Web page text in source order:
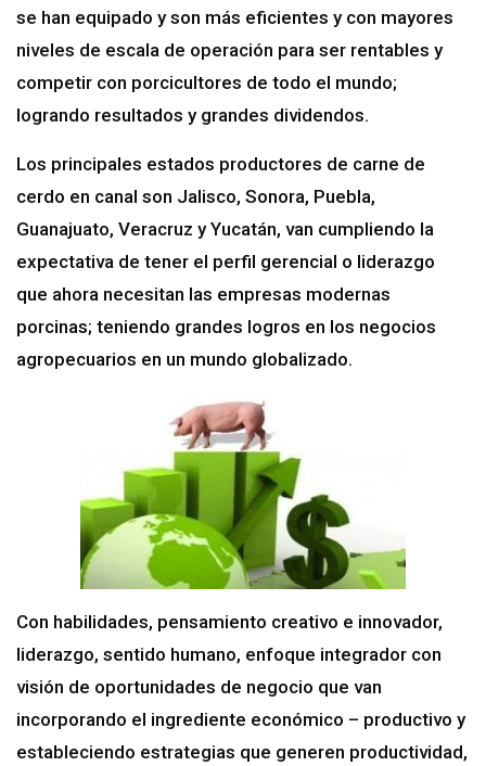
se han equipado y son más eficientes y con mayores
niveles de escala de operación para ser rentables y
competir con porcicultores de todo el mundo;
logrando resultados y grandes dividendos.
Los principales estados productores de carne de
cerdo en canal son Jalisco, Sonora, Puebla,
Guanajuato, Veracruz y Yucatán, van cumpliendo la
expectativa de tener el perfil gerencial o liderazgo
que ahora necesitan las empresas modernas
porcinas; teniendo grandes logros en los negocios
agropecuarios en un mundo globalizado.
Con habilidades, pensamiento creativo e innovador,
liderazgo, sentido humano, enfoque integrador con
visión de oportunidades de negocio que van
incorporando el ingrediente económico – productivo y
estableciendo estrategias que generen productividad,